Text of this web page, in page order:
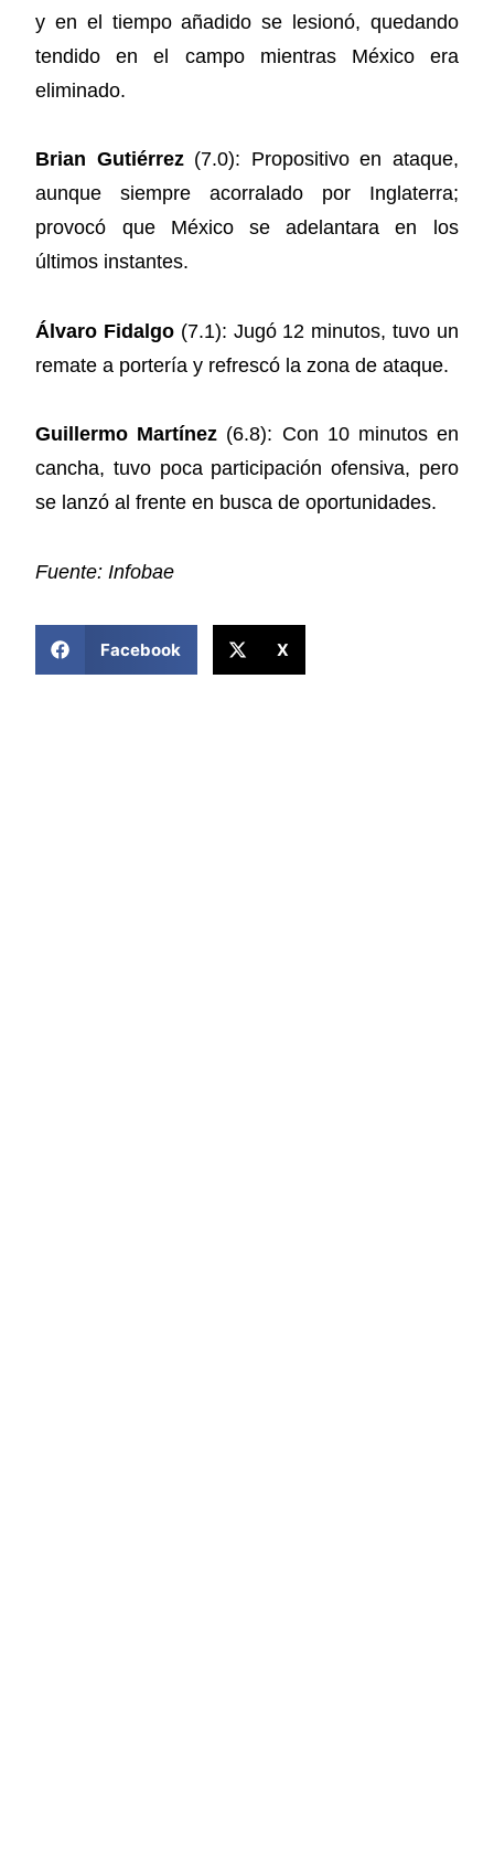
y en el tiempo añadido se lesionó, quedando
tendido en el campo mientras México era
eliminado.
Brian Gutiérrez(7.0): Propositivo en ataque,
aunque siempre acorralado por Inglaterra;
provocó que México se adelantara en los
últimos instantes.
Álvaro Fidalgo (7.1): Jugó 12 minutos, tuvo un
remate a portería y refrescó la zona de ataque.
Guillermo Martínez (6.8): Con 10 minutos en
cancha, tuvo poca participación ofensiva, pero
se lanzó al frente en busca de oportunidades.
Fuente: Infobae
Facebook X